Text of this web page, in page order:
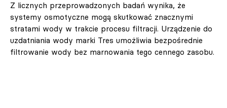
Z licznych przeprowadzonych badań wynika, że
systemy osmotyczne mogą skutkować znacznymi
stratami wody w trakcie procesu filtracji. Urządzenie do
uzdatniania wody marki Tres umożliwia bezpośrednie
filtrowanie wody bez marnowania tego cennego zasobu.